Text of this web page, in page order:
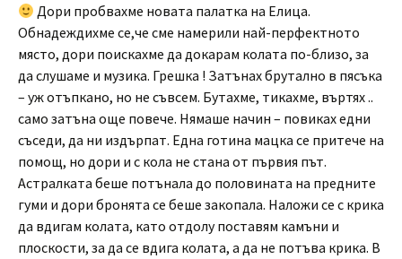
Дори пробвахме новата палатка на Елица.
Обнадеждихме се,че сме намерили най-перфектното
място, дори поискахме да докарам колата по-близо, за
да слушаме и музика. Грешка ! Затънах брутално в пясъка
– уж отъпкано, но не съвсем. Бутахме, тикахме, въртях ..
само затъна още повече. Нямаше начин – повиках едни
съседи, да ни издърпат. Една готина мацка се притече на
помощ, но дори и с кола не стана от първия път.
Астралката беше потънала до половината на предните
гуми и дори бронята се беше закопала. Наложи се с крика
да вдигам колата, като отдолу поставям камъни и
плоскости, за да се вдига колата, а да не потъва крика. В